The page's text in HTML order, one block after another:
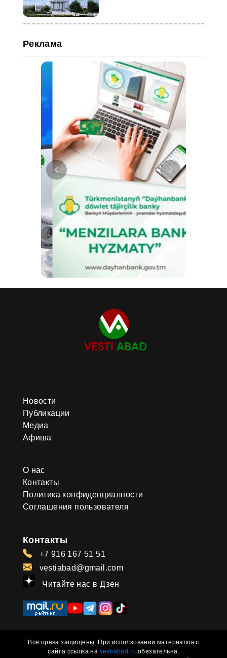
с Туркменистаном
Реклама
Новости
Публикации
Медиа
Афиша
О нас
Контакты
Политика конфиденциалности
Соглашения пользователя
Контакты
+7 916 167 51 51
vestiabad@gmail.com
Читайте нас в Дзен
Все права защищены. При исползовании материалов с
сайта ссылка на vestiabad.ru обезательна.